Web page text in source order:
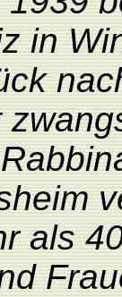
in
als